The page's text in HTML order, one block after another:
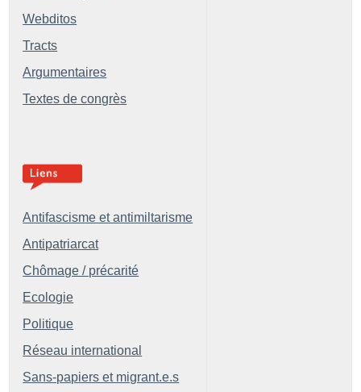
Webditos
Tracts
Argumentaires
Textes de congrès
Antifascisme et antimiltarisme
Antipatriarcat
Chômage / précarité
Ecologie
Politique
Réseau international
Sans-papiers et migrant.e.s